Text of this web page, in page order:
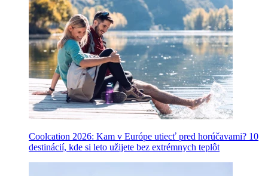
Coolcation 2026: Kam v Európe utiecť pred horúčavami? 10
destinácií, kde si leto užijete bez extrémnych teplôt